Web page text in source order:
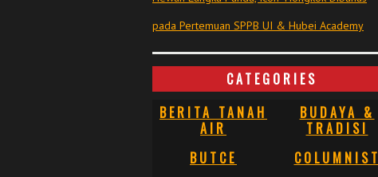
pada Pertemuan SPPB UI & Hubei Academy
CATEGORIES
BERITA TANAH
AIR
BUDAYA &
TRADISI
BUTCE
COLUMNIST